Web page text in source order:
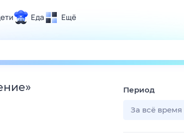
Еда Ещё
и отдых
Поиск
ТВ-программа
» Период
За всё время